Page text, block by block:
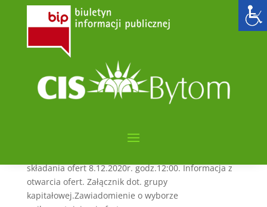
Zakup żywności – Pakiet
IA – 2020-11-27
utworzone przezadmin6000| lis 27, 2020|
POSTĘPOWANIE NA PODSTAWIE PZP
sygnatura: CIS.261.6.3.2020
składania ofert 8.12.2020r. godz.12:00. Informacja z
otwarcia ofert. Załącznik dot. grupy
kapitałowej.Zawiadomienie o wyborze